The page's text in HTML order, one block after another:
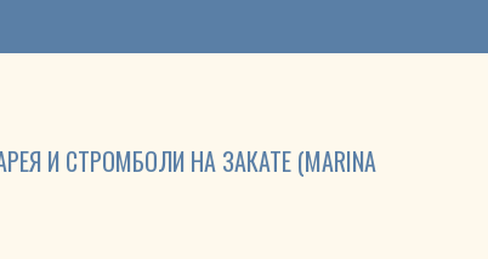
И СТРОМБОЛИ НА ЗАКАТЕ (MARINA